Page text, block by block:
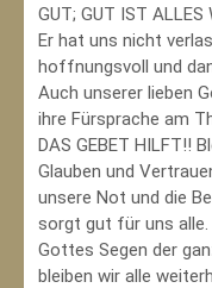
GUT; GUT IST ALLES
Er hat uns nicht
hoffnungsvoll und
Auch unserer lieben
ihre Fürsprache am
DAS GEBET HILFT!!
Glauben und
unsere Not und die
sorgt gut für uns alle.
Gottes Segen der
bleiben wir alle